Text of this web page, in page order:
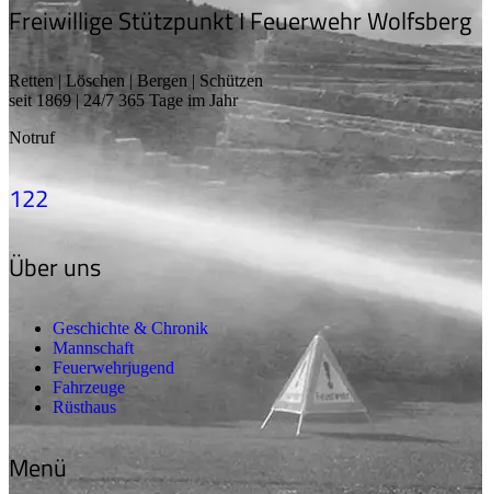
Freiwillige Stützpunkt I Feuerwehr Wolfsberg
Retten | Löschen | Bergen | Schützen
seit 1869 | 24/7 365 Tage im Jahr
Notruf
122
Über uns
Geschichte & Chronik
Mannschaft
Feuerwehrjugend
Fahrzeuge
Rüsthaus
Menü